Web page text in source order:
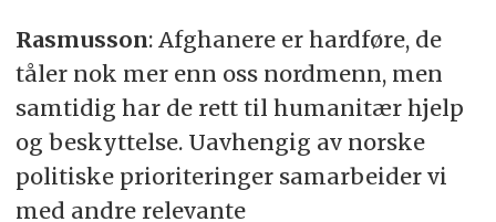
Rasmusson: Afghanere er hardføre, de
tåler nok mer enn oss nordmenn, men
samtidig har de rett til humanitær hjelp
og beskyttelse. Uavhengig av norske
politiske prioriteringer samarbeider vi
med andre relevante